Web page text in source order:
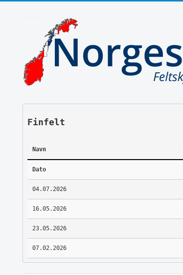
Finfelt
Navn
Dato
04.07.2026
16.05.2026
23.05.2026
07.02.2026